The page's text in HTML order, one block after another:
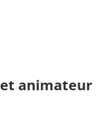
animateur